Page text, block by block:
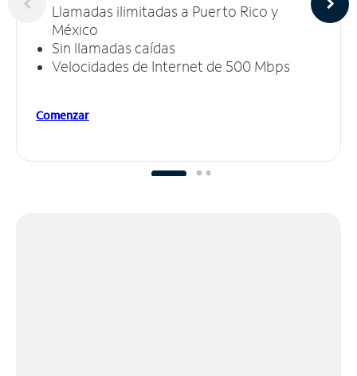
Llamadas ilimitadas a Puerto Rico y
México
Sin llamadas caídas
Velocidades de Internet de 500 Mbps
Comenzar